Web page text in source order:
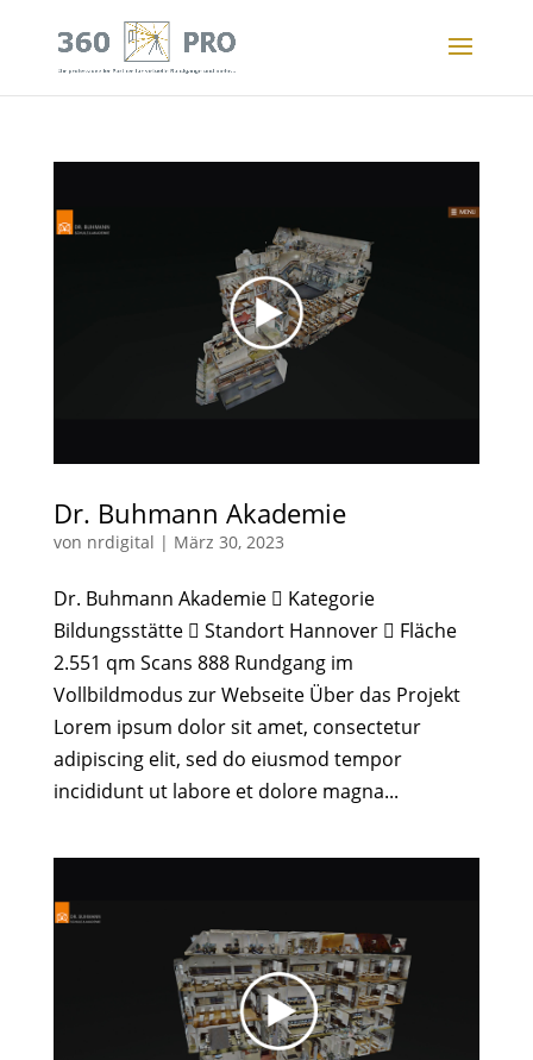
Dr. Buhmann Akademie
von nrdigital | März 30, 2023
Dr. Buhmann Akademie  Kategorie
Bildungsstätte  Standort Hannover  Fläche
2.551 qm Scans 888 Rundgang im
Vollbildmodus zur Webseite Über das Projekt
Lorem ipsum dolor sit amet, consectetur
adipiscing elit, sed do eiusmod tempor
incididunt ut labore et dolore magna...